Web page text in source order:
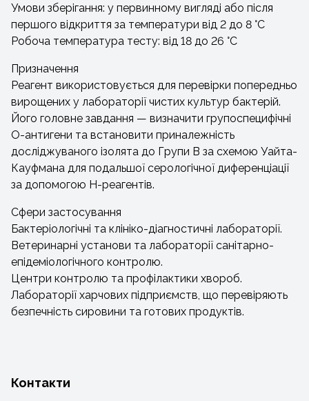
Умови зберігання: у первинному вигляді або після
першого відкриття за температури від 2 до 8 °C
Робоча температура тесту: від 18 до 26 °C
Призначення
Реагент використовується для перевірки попередньо
вирощених у лабораторії чистих культур бактерій.
Його головне завдання — визначити групоспецифічні
О-антигени та встановити приналежність
досліджуваного ізолята до Групи B за схемою Уайта-
Кауфмана для подальшої серологічної диференціації
за допомогою Н-реагентів.
Сфери застосування
Бактеріологічні та клініко-діагностичні лабораторії.
Ветеринарні установи та лабораторії санітарно-
епідеміологічного контролю.
Центри контролю та профілактики хвороб.
Лабораторії харчових підприємств, що перевіряють
безпечність сировини та готових продуктів.
Контакти